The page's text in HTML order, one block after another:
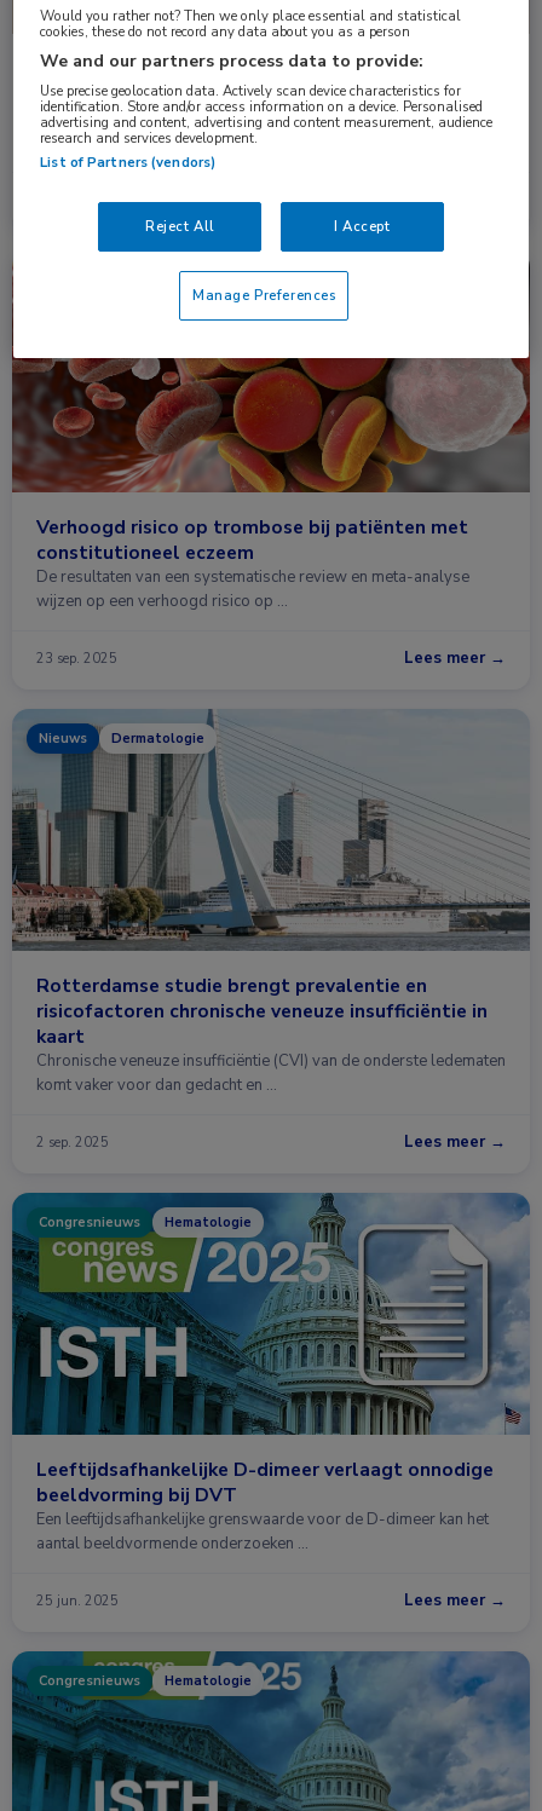
Herziene en nieuwe modules richtlijn
Antitrombotisch beleid
In de richtlijn Antitrombotisch beleid zijn 2 modules herzien en 7
nieuwe modules toegevoegd. Het …
3 nov. 2025 Lees meer →
Verhoogd risico op trombose bij patiënten met
constitutioneel eczeem
De resultaten van een systematische review en meta-analyse
wijzen op een verhoogd risico op …
23 sep. 2025 Lees meer →
Nieuws Dermatologie
Rotterdamse studie brengt prevalentie en
risicofactoren chronische veneuze insufficiëntie in
kaart
Chronische veneuze insufficiëntie (CVI) van de onderste ledematen
komt vaker voor dan gedacht en …
2 sep. 2025 Lees meer →
Congresnieuws Hematologie
Leeftijdsafhankelijke D-dimeer verlaagt onnodige
beeldvorming bij DVT
Een leeftijdsafhankelijke grenswaarde voor de D-dimeer kan het
aantal beeldvormende onderzoeken …
25 jun. 2025 Lees meer →
Congresnieuws Hematologie
Would you rather not? Then we only place essential and statistical
cookies, these do not record any data about you as a person
We and our partners process data to provide:
Use precise geolocation data. Actively scan device characteristics for
identification. Store and/or access information on a device. Personalised
advertising and content, advertising and content measurement, audience
research and services development.
List of Partners (vendors)
Reject All I Accept
Manage Preferences